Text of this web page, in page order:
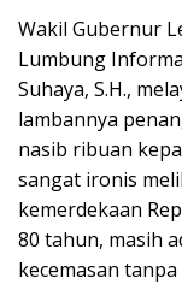
Wakil Gubernur
Lumbung
Suhaya, S.H.,
lambannya
nasib ribuan
sangat ironis
kemerdekaan
80 tahun, masih
kecemasan